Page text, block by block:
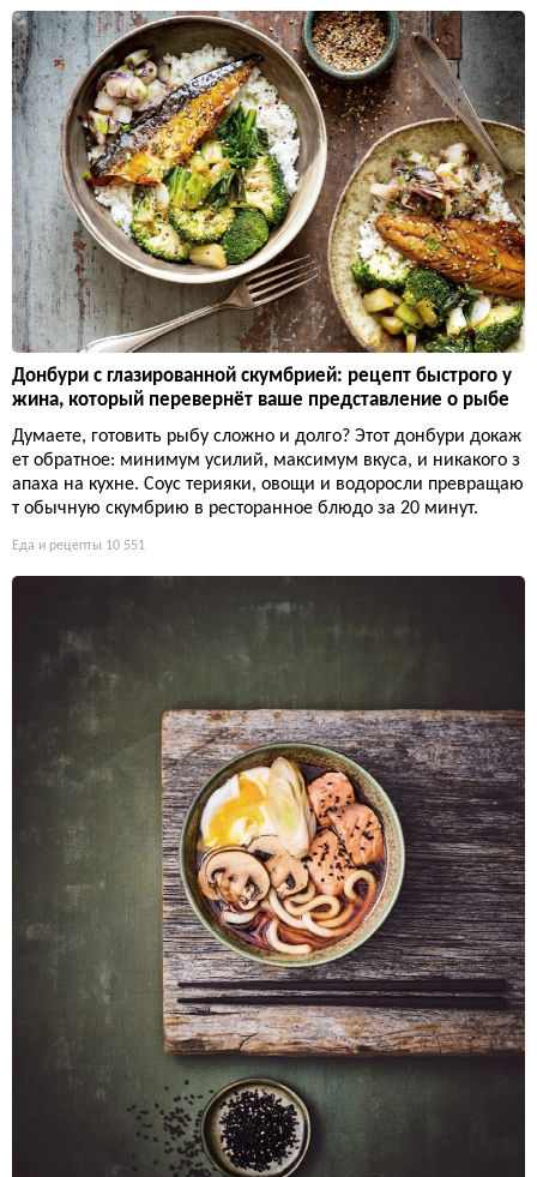
Донбури с глазированной скумбрией: рецепт быстрого у
жина, который перевернёт ваше представление о рыбе
Думаете, готовить рыбу сложно и долго? Этот донбури докаж
ет обратное: минимум усилий, максимум вкуса, и никакого з
апаха на кухне. Соус терияки, овощи и водоросли превращаю
т обычную скумбрию в ресторанное блюдо за 20 минут.
Еда и рецепты 10 551